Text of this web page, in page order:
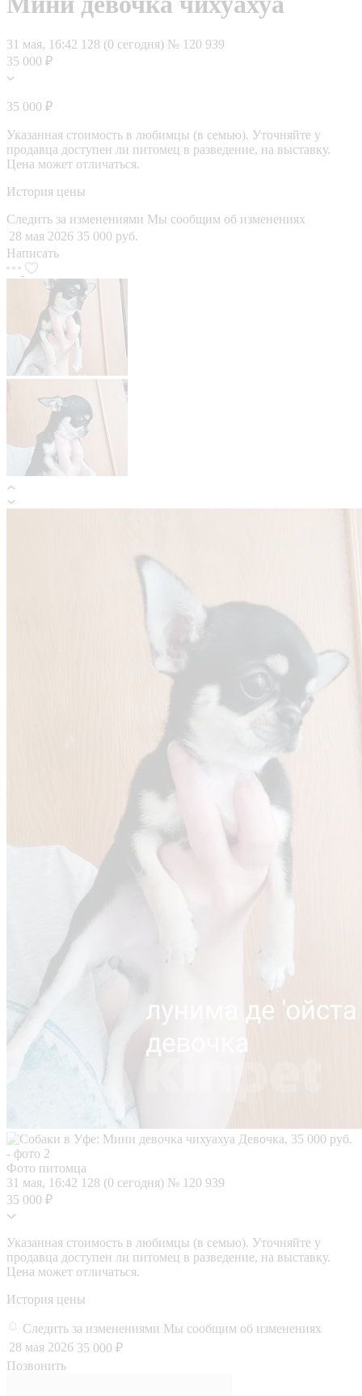
31 мая, 16:42 128 (0 сегодня) № 120 939
35 000 ₽
35 000 ₽
Указанная стоимость в любимцы (в семью). Уточняйте у
продавца доступен ли питомец в разведение, на выставку.
Цена может отличаться.
История цены
Следить за изменениями Мы сообщим об изменениях
28 мая 2026 35 000 руб.
Написать
Фото питомца
31 мая, 16:42 128 (0 сегодня) № 120 939
35 000 ₽
Указанная стоимость в любимцы (в семью). Уточняйте у
продавца доступен ли питомец в разведение, на выставку.
Цена может отличаться.
История цены
Следить за изменениями Мы сообщим об изменениях
28 мая 2026 35 000 ₽
Позвонить